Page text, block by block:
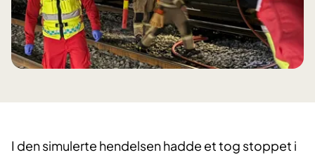
I den simulerte hendelsen hadde et tog stoppet i